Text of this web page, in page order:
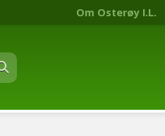
Om Osterøy I.L.